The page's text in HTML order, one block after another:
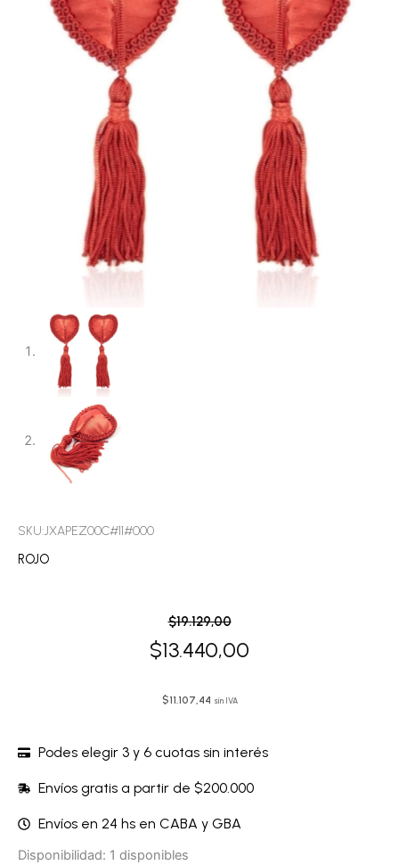
SKU:JXAPEZ00C#11#000
ROJO
$19.129,00
El
precio
original
$19.129,00.
$13.440,00
El
precio
actual
$13.440,00.
$11.107,44 sin IVA
Podes elegir 3 y 6 cuotas sin interés
Envíos gratis a partir de $200.000
Envíos en 24 hs en CABA y GBA
Disponibilidad: 1 disponibles
Pezoneras